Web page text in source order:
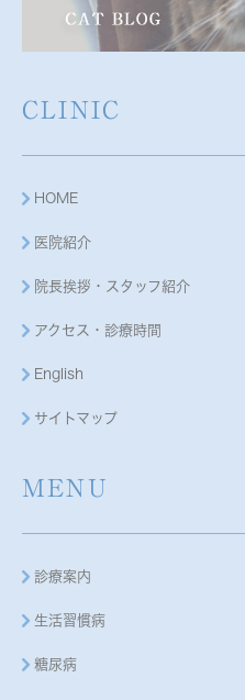
CLINIC
HOME
医院紹介
院長挨拶・スタッフ紹介
アクセス・診療時間
English
サイトマップ
MENU
診療案内
生活習慣病
糖尿病